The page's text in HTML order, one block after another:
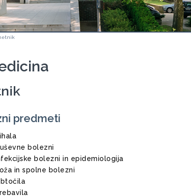
predmeti
bolezni
bolezni in epidemiologija
in spolne bolezni